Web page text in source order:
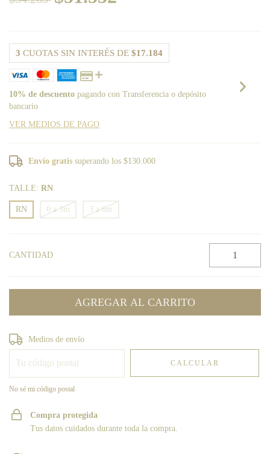
3 CUOTAS SIN INTERÉS DE $17.184
10% de descuento pagando con Transferencia o depósito
bancario
VER MEDIOS DE PAGO
Envío gratis superando los$130.000
TALLE: RN
RN 0 a 3m 3 a 6m
CANTIDAD
Entregas para el CP:
Medios de envío
CALCULAR
No sé mi código postal
Compra protegida
Tus datos cuidados durante toda la compra.